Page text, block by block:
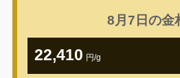
8月7日の金
22,410 円/g